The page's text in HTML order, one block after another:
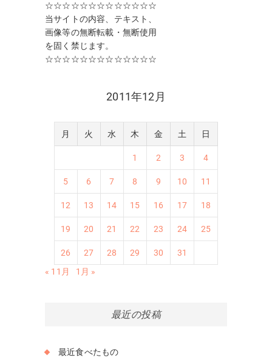
☆☆☆☆☆☆☆☆☆☆☆☆☆
当サイトの内容、テキスト、
画像等の無断転載・無断使用
を固く禁じます。
☆☆☆☆☆☆☆☆☆☆☆☆☆
2011年12月
月 火 水 木 金 土 日
1 2 3 4
5 6 7 8 9 10 11
12 13 14 15 16 17 18
19 20 21 22 23 24 25
26 27 28 29 30
31
« 11月
1月 »
最近の投稿
最近食べたもの